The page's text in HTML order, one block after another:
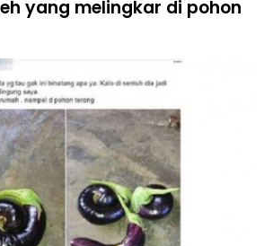
yang melingkar di pohon